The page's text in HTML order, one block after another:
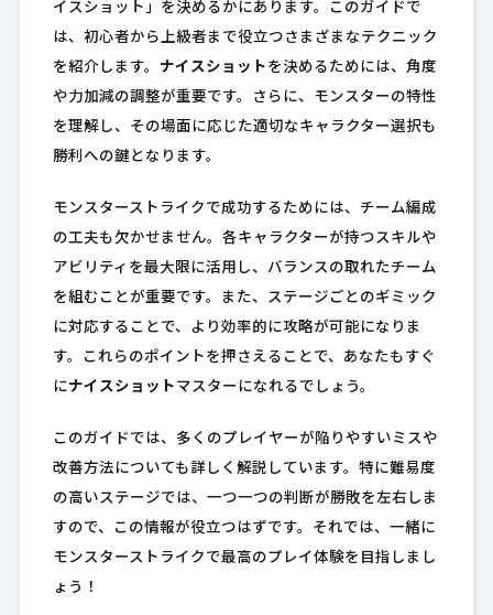
イスショット」を決めるかにあります。このガイドで
は、初心者から上級者まで役立つさまざまなテクニック
を紹介します。 ナイスショット を決めるためには、角度
や力加減の調整が重要です。さらに、モンスターの特性
を理解し、その場面に応じた適切なキャラクター選択も
勝利への鍵となります。
モンスターストライクで成功するためには、チーム編成
の工夫も欠かせません。各キャラクターが持つスキルや
アビリティを最大限に活用し、バランスの取れたチーム
を組むことが重要です。また、ステージごとのギミック
に対応することで、より効率的に攻略が可能になりま
す。これらのポイントを押さえることで、あなたもすぐ
にナイスショット マスターになれるでしょう。
このガイドでは、多くのプレイヤーが陥りやすいミスや
改善方法についても詳しく解説しています。特に難易度
の高いステージでは、一つ一つの判断が勝敗を左右しま
すので、この情報が役立つはずです。それでは、一緒に
モンスターストライクで最高のプレイ体験を目指しまし
ょう！